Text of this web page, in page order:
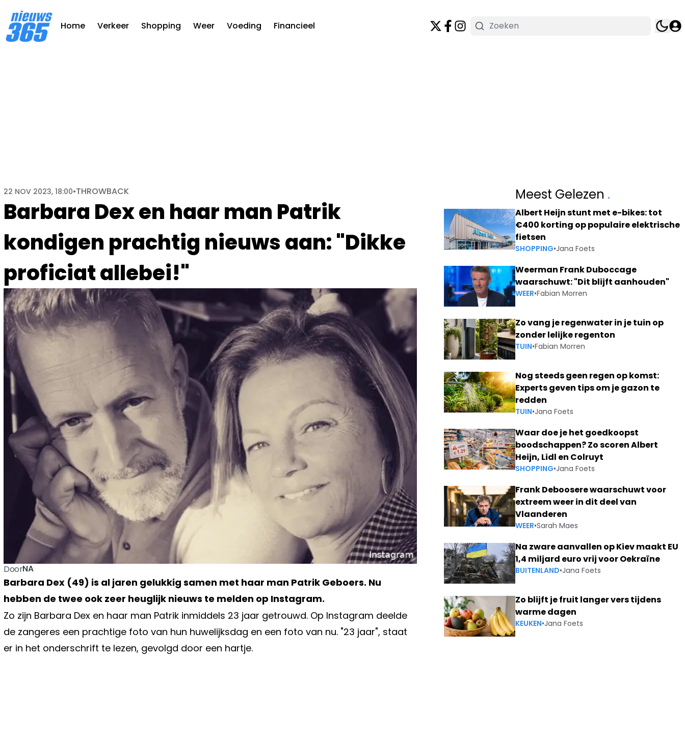
Home Verkeer Shopping Weer Voeding Financieel
Barbara Dex en haar man Patrik
kondigen prachtig nieuws aan: "Dikke
proficiat allebei!"
22 NOV 2023, 18:00•THROWBACK
DoorNA
Barbara Dex (49) is al jaren gelukkig samen met haar man Patrik Geboers. Nu
hebben de twee ook zeer heuglijk nieuws te melden op Instagram.
Zo zijn Barbara Dex en haar man Patrik inmiddels 23 jaar getrouwd. Op Instagram deelde
de zangeres een prachtige foto van hun huwelijksdag en een foto van nu. "23 jaar", staat
er in het onderschrift te lezen, gevolgd door een hartje.
Meest Gelezen .
Albert Heijn stunt met e-bikes: tot
€400 korting op populaire elektrische
fietsen
SHOPPING•Jana Foets
Weerman Frank Duboccage
waarschuwt: "Dit blijft aanhouden"
WEER•Fabian Morren
Zo vang je regenwater in je tuin op
zonder lelijke regenton
TUIN•Fabian Morren
Nog steeds geen regen op komst:
Experts geven tips om je gazon te
redden
TUIN•Jana Foets
Waar doe je het goedkoopst
boodschappen? Zo scoren Albert
Heijn, Lidl en Colruyt
SHOPPING•Jana Foets
Frank Deboosere waarschuwt voor
extreem weer in dit deel van
Vlaanderen
WEER•Sarah Maes
Na zware aanvallen op Kiev maakt EU
1,4 miljard euro vrij voor Oekraïne
BUITENLAND•Jana Foets
Zo blijft je fruit langer vers tijdens
warme dagen
KEUKEN•Jana Foets